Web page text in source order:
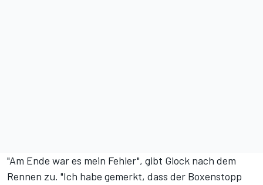
"Am Ende war es mein Fehler", gibt Glock nach dem
Rennen zu. "Ich habe gemerkt, dass der Boxenstopp